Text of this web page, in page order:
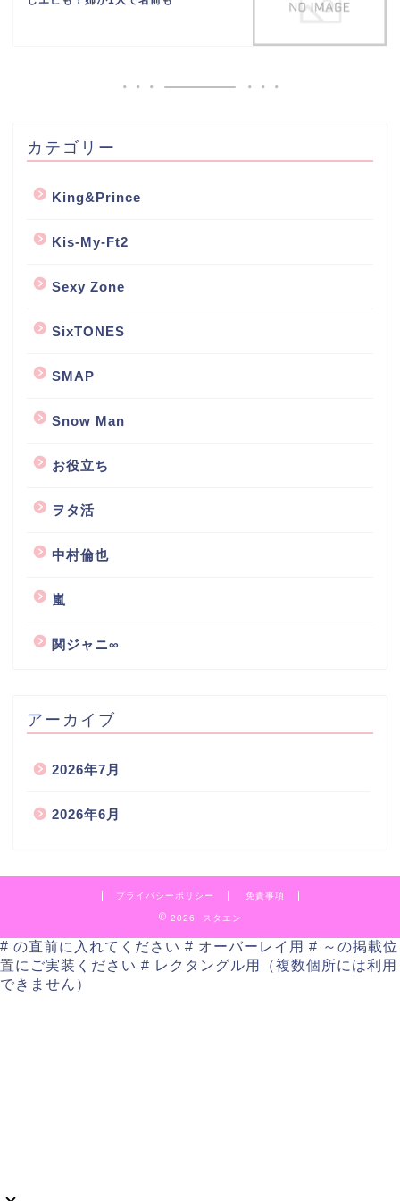
カテゴリー
King&Prince
Kis-My-Ft2
Sexy Zone
SixTONES
SMAP
Snow Man
お役立ち
ヲタ活
中村倫也
嵐
関ジャニ∞
アーカイブ
2026年7月
2026年6月
プライバシーポリシー 免責事項
2026 スタエン
# の直前に入れてください # オーバーレイ用 # ～の掲載位
置にご実装ください # レクタングル用（複数個所には利用
できません）